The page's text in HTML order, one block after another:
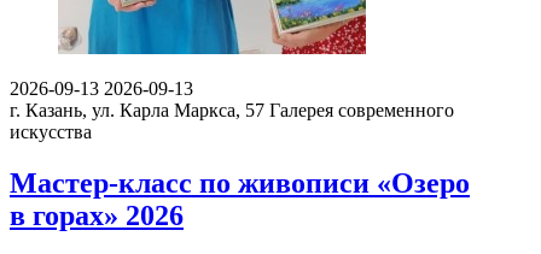
2026-09-13 2026-09-13
г. Казань, ул. Карла Маркса, 57 Галерея современного
искусства
Мастер-класс по живописи «Озеро
в горах» 2026